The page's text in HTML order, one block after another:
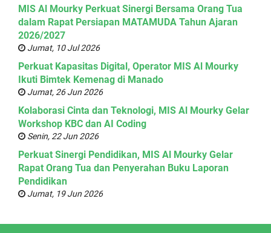
MIS Al Mourky Perkuat Sinergi Bersama Orang Tua
dalam Rapat Persiapan MATAMUDA Tahun Ajaran
2026/2027
Jumat, 10 Jul 2026
Perkuat Kapasitas Digital, Operator MIS Al Mourky
Ikuti Bimtek Kemenag di Manado
Jumat, 26 Jun 2026
Kolaborasi Cinta dan Teknologi, MIS Al Mourky Gelar
Workshop KBC dan AI Coding
Senin, 22 Jun 2026
Perkuat Sinergi Pendidikan, MIS Al Mourky Gelar
Rapat Orang Tua dan Penyerahan Buku Laporan
Pendidikan
Jumat, 19 Jun 2026